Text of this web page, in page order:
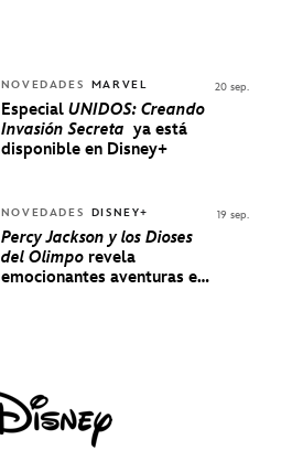
NOVEDADES MARVEL
Especial UNIDOS: Creando
Invasión Secreta ya está
disponible en Disney+
20 sep.
NOVEDADES DISNEY+
Percy Jackson y los Dioses
del Olimporevela
emocionantes aventuras en
19 sep.